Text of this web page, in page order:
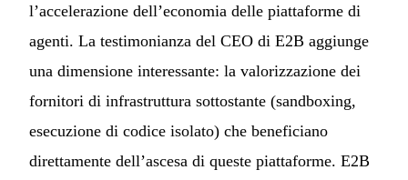
l’accelerazione dell’economia delle piattaforme di
agenti. La testimonianza del CEO di E2B aggiunge
una dimensione interessante: la valorizzazione dei
fornitori di infrastruttura sottostante (sandboxing,
esecuzione di codice isolato) che beneficiano
direttamente dell’ascesa di queste piattaforme. E2B